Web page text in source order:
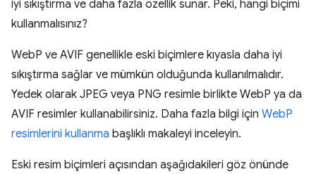
iyi sıkıştırma ve daha fazla özellik sunar. Peki, hangi biçimi
kullanmalısınız?
WebP ve AVIF genellikle eski biçimlere kıyasla daha iyi
sıkıştırma sağlar ve mümkün olduğunda kullanılmalıdır.
Yedek olarak JPEG veya PNG resimle birlikte WebP ya da
AVIF resimler kullanabilirsiniz. Daha fazla bilgi için WebP
resimlerini kullanma başlıklı makaleyi inceleyin.
Eski resim biçimleri açısından aşağıdakileri göz önünde